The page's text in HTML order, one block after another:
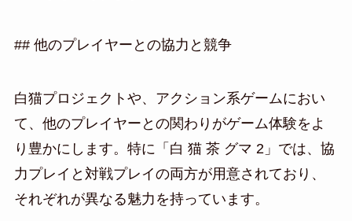
## 他のプレイヤーとの協力と競争
白猫プロジェクトや、アクション系ゲームにおい
て、他のプレイヤーとの関わりがゲーム体験をよ
り豊かにします。特に「白 猫 茶 グマ 2」では、協
力プレイと対戦プレイの両方が用意されており、
それぞれが異なる魅力を持っています。